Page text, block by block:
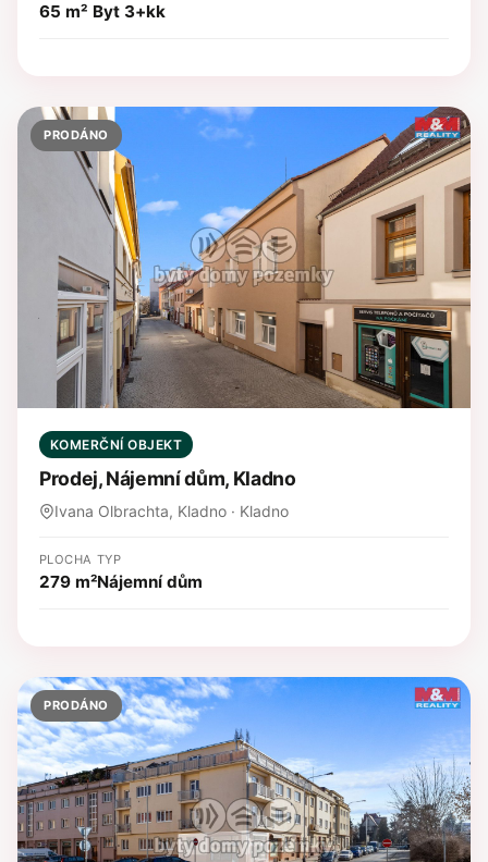
65 m² Byt 3+kk
PRODÁNO
KOMERČNÍ OBJEKT
Prodej, Nájemní dům, Kladno
Ivana Olbrachta, Kladno · Kladno
PLOCHA
279 m²
TYP
Nájemní dům
PRODÁNO